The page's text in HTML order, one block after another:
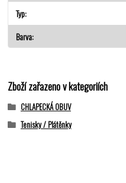
Typ
Barva
Zboží zařazeno v kategoriích
CHLAPECKÁ OBUV
Tenisky / Plátěnky